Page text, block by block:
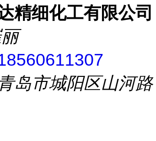
精细化工有限公司
岛市城阳区山河路